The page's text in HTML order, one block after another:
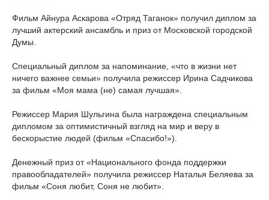
Фильм Айнура Аскарова «Отряд Таганок» получил диплом за
лучший актерский ансамбль и приз от Московской городской
Думы.
Специальный диплом за напоминание, «что в жизни нет
ничего важнее семьи» получила режиссер Ирина Садчикова
за фильм «Моя мама (не) самая лучшая».
Режиссер Мария Шульгина была награждена специальным
дипломом за оптимистичный взгляд на мир и веру в
бескорыстие людей (фильм «Спасибо!»).
Денежный приз от «Национального фонда поддержки
правообладателей» получила режиссер Наталья Беляева за
фильм «Соня любит, Соня не любит».